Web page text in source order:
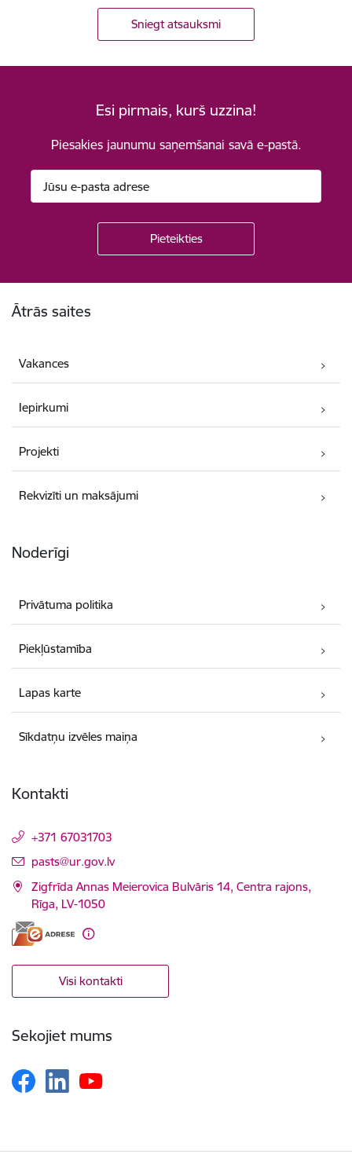
Sniegt atsauksmi
Esi pirmais, kurš uzzina!
Piesakies jaunumu saņemšanai savā e-pastā.
Ātrās saites
Vakances
Iepirkumi
Projekti
Rekvizīti un maksājumi
Noderīgi
Privātuma politika
Piekļūstamība
Lapas karte
Sīkdatņu izvēles maiņa
Kontakti
+371 67031703
E-pasts:
pasts@ur.gov.lv
Zigfrīda Annas Meierovica Bulvāris 14, Centra rajons,
Rīga, LV-1050
Visi kontakti
Sekojiet mums